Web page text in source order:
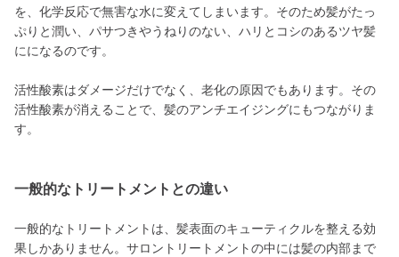
を、化学反応で無害な水に変えてしまいます。そのため髪がたっ
ぷりと潤い、パサつきやうねりのない、ハリとコシのあるツヤ髪
にになるのです。
活性酸素はダメージだけでなく、老化の原因でもあります。その
活性酸素が消えることで、髪のアンチエイジングにもつながりま
す。
一般的なトリートメントとの違い
一般的なトリートメントは、髪表面のキューティクルを整える効
果しかありません。サロントリートメントの中には髪の内部まで